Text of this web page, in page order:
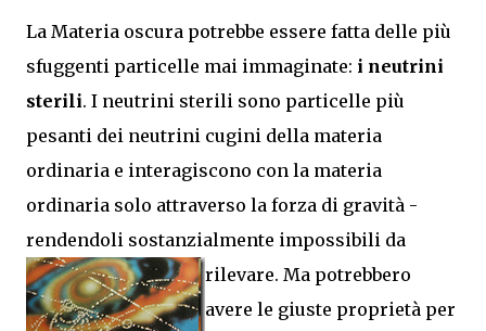
La Materia oscura potrebbe essere fatta delle più
sfuggenti particelle mai immaginate: i neutrini
sterili. I neutrini sterili sono particelle più
pesanti dei neutrini cugini della materia
ordinaria e interagiscono con la materia
ordinaria solo attraverso la forza di gravità -
rendendoli sostanzialmente impossibili da
rilevare. Ma potrebbero
avere le giuste proprietà per